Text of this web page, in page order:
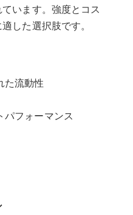
います。強度とコス
した選択肢です。
た流動性
パフォーマンス